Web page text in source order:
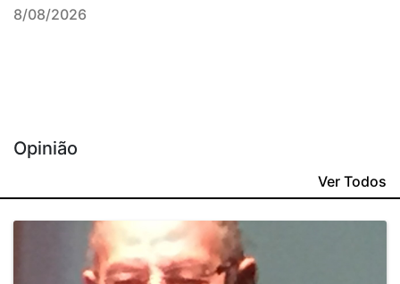
8/08/2026
Opinião
Ver Todos